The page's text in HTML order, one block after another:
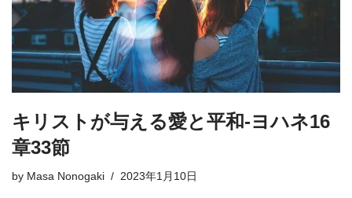
キリストが与える愛と平和-ヨハネ16
章33節
by Masa Nonogaki 2023年1月10日